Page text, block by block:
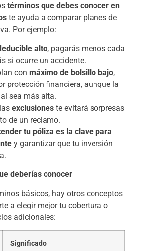
términos que debes conocer en
te ayuda a comparar planes de
Por ejemplo:
alto, pagarás menos cada
si ocurre un accidente.
conmáximo de bolsillo bajo,
protección financiera, aunque la
sea más alta.
lasexclusiones te evitará sorpresas
de un reclamo.
tu póliza es la clave para
y garantizar que tu inversión
deberías conocer
básicos, hay otros conceptos
a elegir mejor tu cobertura o
adicionales:
Significado